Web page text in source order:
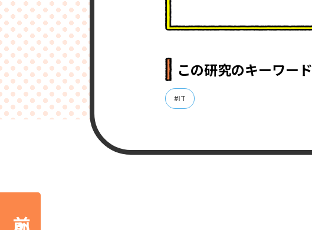
この研究のキーワード
#IT